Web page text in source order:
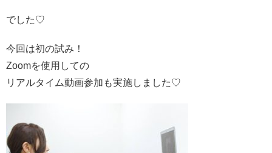
でした♡
今回は初の試み！
Zoomを使用しての
リアルタイム動画参加も実施しました♡